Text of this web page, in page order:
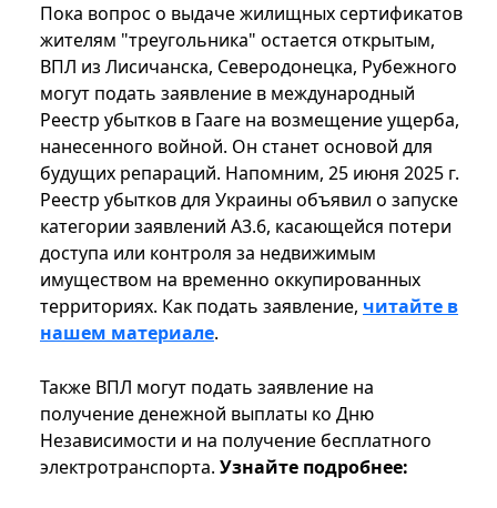
Пока вопрос о выдаче жилищных сертификатов
жителям "треугольника" остается открытым,
ВПЛ из Лисичанска, Северодонецка, Рубежного
могут подать заявление в международный
Реестр убытков в Гааге на возмещение ущерба,
нанесенного войной. Он станет основой для
будущих репараций. Напомним, 25 июня 2025 г.
Реестр убытков для Украины объявил о запуске
категории заявлений A3.6, касающейся потери
доступа или контроля за недвижимым
имуществом на временно оккупированных
территориях. Как подать заявление, читайте в
нашем материале.
Также ВПЛ могут подать заявление на
получение денежной выплаты ко Дню
Независимости и на получение бесплатного
электротранспорта. Узнайте подробнее: